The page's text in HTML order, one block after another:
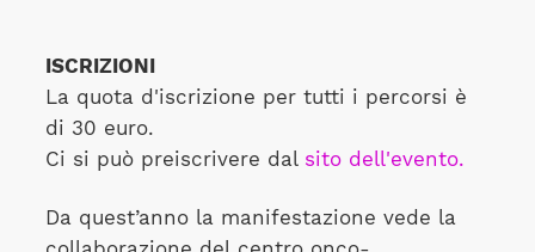
ISCRIZIONI
La quota d'iscrizione per tutti i percorsi è
di 30 euro.
Ci si può preiscrivere dal sito dell'evento.
Da quest’anno la manifestazione vede la